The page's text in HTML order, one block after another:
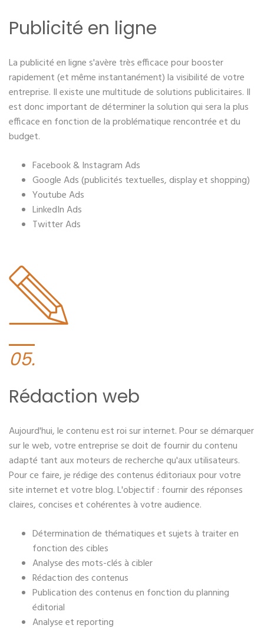
Publicité en ligne
La publicité en ligne s'avère très efficace pour booster
rapidement (et même instantanément) la visibilité de votre
entreprise. Il existe une multitude de solutions publicitaires. Il
est donc important de déterminer la solution qui sera la plus
efficace en fonction de la problématique rencontrée et du
budget.
Facebook & Instagram Ads
Google Ads (publicités textuelles, display et shopping)
Youtube Ads
LinkedIn Ads
Twitter Ads
05.
Rédaction web
Aujourd'hui, le contenu est roi sur internet. Pour se démarquer
sur le web, votre entreprise se doit de fournir du contenu
adapté tant aux moteurs de recherche qu'aux utilisateurs.
Pour ce faire, je rédige des contenus éditoriaux pour votre
site internet et votre blog. L'objectif : fournir des réponses
claires, concises et cohérentes à votre audience.
Détermination de thématiques et sujets à traiter en
fonction des cibles
Analyse des mots-clés à cibler
Rédaction des contenus
Publication des contenus en fonction du planning
éditorial
Analyse et reporting